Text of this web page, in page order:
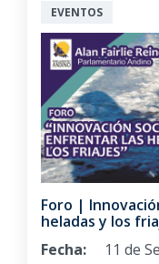
EVENTOS
Foro |
heladas y los
Fecha:
11 de